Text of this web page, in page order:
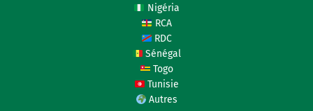
Nigéria
RCA
RDC
Sénégal
Togo
Tunisie
Autres